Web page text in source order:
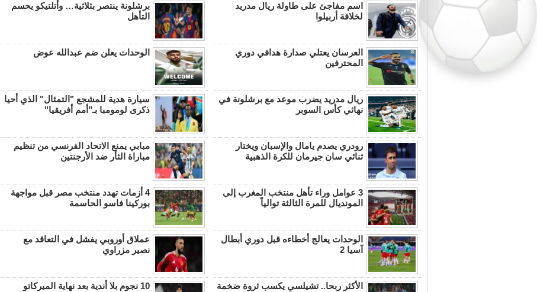
اسم مفاجئ على طاولة ريال مدريد
لخلافة أربيلوا
برشلونة ينتصر بثلاثية… وأتلتيكو يحسم
التأهل
العرسان يعتلي صدارة هدافي دوري
المحترفين
الوحدات يعلن ضم عبدالله عوض
ريال مدريد يضرب موعد مع برشلونة في
نهائي كأس السوبر
سيارة هدية للمشجع "التمثال" الذي أحيا
ذكرى لومومبا بـ"أمم أفريقيا"
رودري يصدم يامال والإسبان ويختار
ثنائي سان جيرمان للكرة الذهبية
مبابي يمنع الاتحاد الفرنسي من تنظيم
مباراة الثأر ضد الأرجنتين
3 عوامل وراء تأهل منتخب المغرب إلى
المونديال للمرة الثالثة توالياً
4 أزمات تهدد منتخب مصر قبل مواجهة
بوركينا فاسو الحاسمة
الوحدات يعالج أخطاءه قبل دوري أبطال
آسيا 2
عملاق أوروبي يفشل في التعاقد مع
نصير مزراوي
الأكثر ربحا.. تشيلسي يكسب ثروة ضخمة
10 نجوم بلا أندية بعد نهاية الميركاتو